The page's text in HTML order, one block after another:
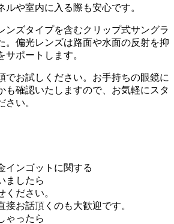
ルや室内に入る際も安心です。
ンズタイプを含むクリップ式サングラ
。偏光レンズは路面や水面の反射を抑
サポートします。
でお試しください。お手持ちの眼鏡に
も確認いたしますので、お気軽にスタ
さい。
インゴットに関する
ましたら
ください。
お話頂くのも大歓迎です。
ゃったら